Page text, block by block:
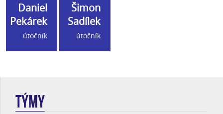
Daniel
Pekárek
útočník
Šimon
Sadílek
útočník
TÝMY